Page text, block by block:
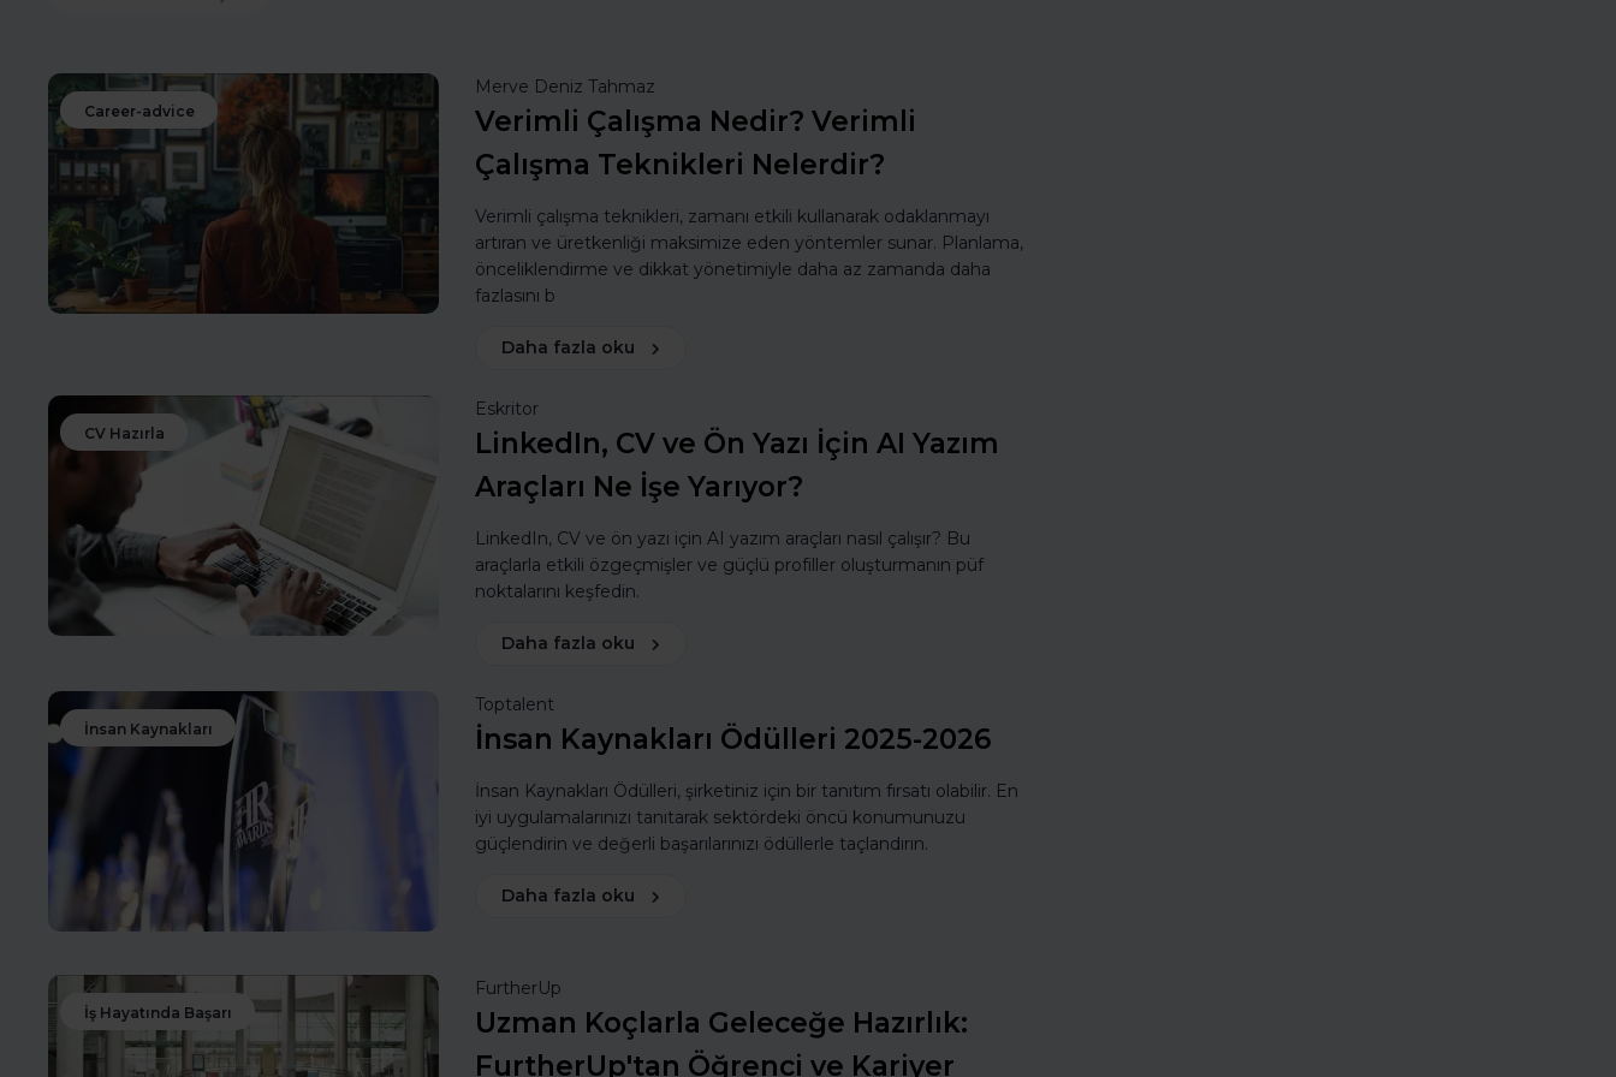
Career-advice
Merve Deniz Tahmaz
Verimli Çalışma Nedir? Verimli
Çalışma Teknikleri Nelerdir?
Verimli çalışma teknikleri, zamanı etkili kullanarak odaklanmayı
artıran ve üretkenliği maksimize eden yöntemler sunar. Planlama,
önceliklendirme ve dikkat yönetimiyle daha az zamanda daha
fazlasını b
Daha fazla oku
CV Hazırla
Eskritor
LinkedIn, CV ve Ön Yazı İçin AI Yazım
Araçları Ne İşe Yarıyor?
LinkedIn, CV ve ön yazı için AI yazım araçları nasıl çalışır? Bu
araçlarla etkili özgeçmişler ve güçlü profiller oluşturmanın püf
noktalarını keşfedin.
Daha fazla oku
İnsan Kaynakları
Toptalent
İnsan Kaynakları Ödülleri 2025-2026
İnsan Kaynakları Ödülleri, şirketiniz için bir tanıtım fırsatı olabilir. En
iyi uygulamalarınızı tanıtarak sektördeki öncü konumunuzu
güçlendirin ve değerli başarılarınızı ödüllerle taçlandırın.
Daha fazla oku
İş Hayatında Başarı
FurtherUp
Uzman Koçlarla Geleceğe Hazırlık:
FurtherUp'tan Öğrenci ve Kariyer